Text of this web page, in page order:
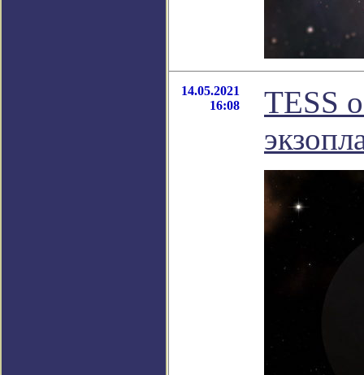
14.05.2021
16:08
TESS